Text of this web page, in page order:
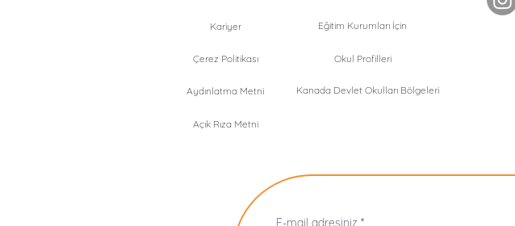
Kariyer Eğitim Kurumları İçin
Çerez Politikası
Aydınlatma Metni
Okul Profilleri
Kanada Devlet Okulları Bölgeleri
Açık Rıza Metni
E-mail adresiniz